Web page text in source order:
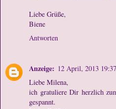
Liebe Grüße,
Biene
Antworten
Anzeige: 12 April, 2013 19:37
Liebe Milena,
ich gratuliere Dir herzlich
gespannt.